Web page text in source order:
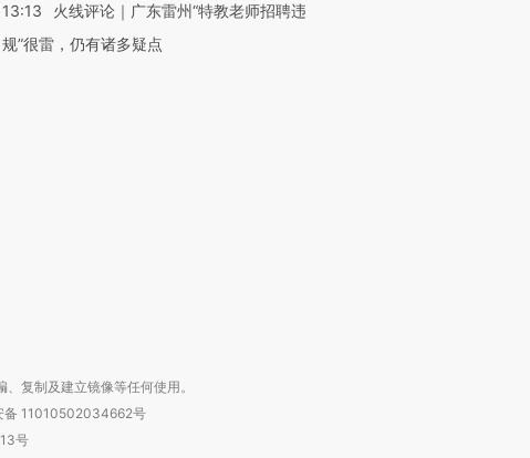
的吸金
走进第四届链博
13:13
火线评论｜广东雷州“特教老师招聘违
规”很雷，仍有诸多疑点
复制及建立镜像等任何使用。
备 11010502034662号
号